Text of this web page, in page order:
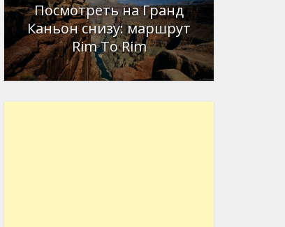
Посмотреть на Гранд
Каньон снизу: маршрут
Rim To Rim